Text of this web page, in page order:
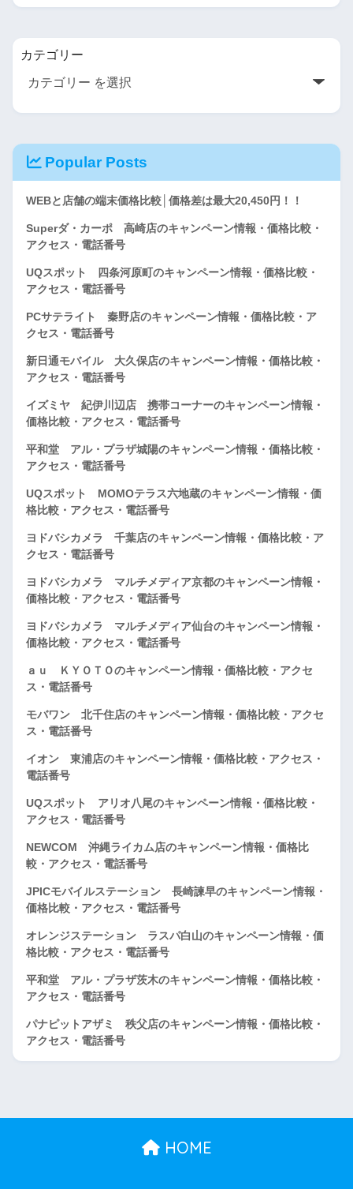
カテゴリー
Popular Posts
WEBと店舗の端末価格比較│価格差は最大20,450円！！
Superダ・カーポ 高崎店のキャンペーン情報・価格比較・
アクセス・電話番号
UQスポット 四条河原町のキャンペーン情報・価格比較・
アクセス・電話番号
PCサテライト 秦野店のキャンペーン情報・価格比較・ア
クセス・電話番号
新日通モバイル 大久保店のキャンペーン情報・価格比較・
アクセス・電話番号
イズミヤ 紀伊川辺店 携帯コーナーのキャンペーン情報・
価格比較・アクセス・電話番号
平和堂 アル・プラザ城陽のキャンペーン情報・価格比較・
アクセス・電話番号
UQスポット MOMOテラス六地蔵のキャンペーン情報・価
格比較・アクセス・電話番号
ヨドバシカメラ 千葉店のキャンペーン情報・価格比較・ア
クセス・電話番号
ヨドバシカメラ マルチメディア京都のキャンペーン情報・
価格比較・アクセス・電話番号
ヨドバシカメラ マルチメディア仙台のキャンペーン情報・
価格比較・アクセス・電話番号
ａｕ ＫＹＯＴＯのキャンペーン情報・価格比較・アクセ
ス・電話番号
モバワン 北千住店のキャンペーン情報・価格比較・アクセ
ス・電話番号
イオン 東浦店のキャンペーン情報・価格比較・アクセス・
電話番号
UQスポット アリオ八尾のキャンペーン情報・価格比較・
アクセス・電話番号
NEWCOM 沖縄ライカム店のキャンペーン情報・価格比
較・アクセス・電話番号
JPICモバイルステーション 長崎諫早のキャンペーン情報・
価格比較・アクセス・電話番号
オレンジステーション ラスパ白山のキャンペーン情報・価
格比較・アクセス・電話番号
平和堂 アル・プラザ茨木のキャンペーン情報・価格比較・
アクセス・電話番号
パナピットアザミ 秩父店のキャンペーン情報・価格比較・
アクセス・電話番号
HOME